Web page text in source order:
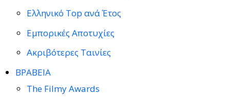
Ελληνικό Top ανά Έτος
Εμπορικές Αποτυχίες
Ακριβότερες Ταινίες
ΒΡΑΒΕΙΑ
The Filmy Awards